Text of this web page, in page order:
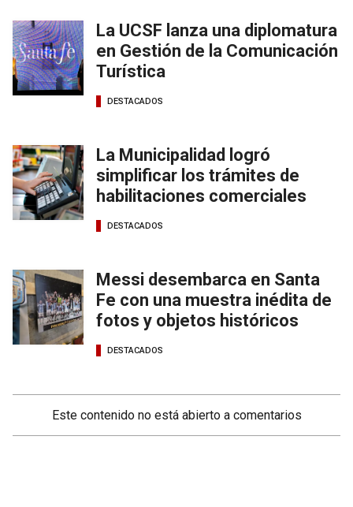
La UCSF lanza una diplomatura
en Gestión de la Comunicación
Turística
DESTACADOS
La Municipalidad logró
simplificar los trámites de
habilitaciones comerciales
DESTACADOS
Messi desembarca en Santa
Fe con una muestra inédita de
fotos y objetos históricos
DESTACADOS
Este contenido no está abierto a comentarios